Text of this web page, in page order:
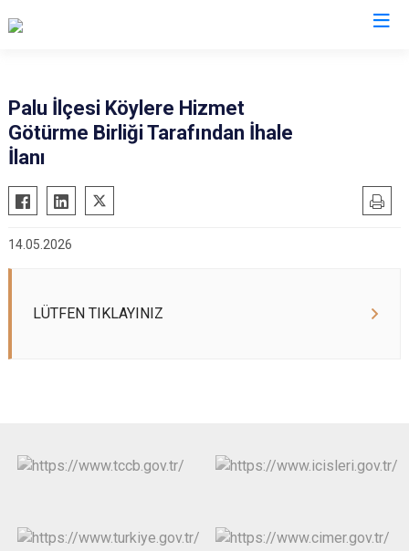
Ağın
Arıcak
Keban
Palu İlçesi Köylere Hizmet
Götürme Birliği Tarafından İhale
İlanı
14.05.2026
LÜTFEN TIKLAYINIZ